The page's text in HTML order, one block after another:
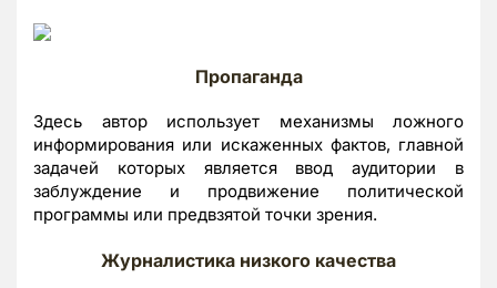
Пропаганда
Здесь автор использует механизмы ложного
информирования или искаженных фактов, главной
задачей которых является ввод аудитории в
заблуждение и продвижение политической
программы или предвзятой точки зрения.
Журналистика низкого качества